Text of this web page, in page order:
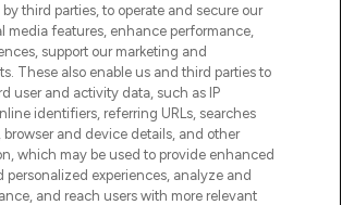
über die App mit kostenloser
ab einem Einkaufswert von 30€.
Cookie-Einwilligung
Sell or Share My Personal
Information
& INFORMATION
third parties, to operate and secure our
media features, enhance performance,
support our marketing and
These also enable us and third parties to
user and activity data, such as IP
identifiers, referring URLs, searches
and device details, and other
which may be used to provide enhanced
experiences, analyze and
and reach users with more relevant